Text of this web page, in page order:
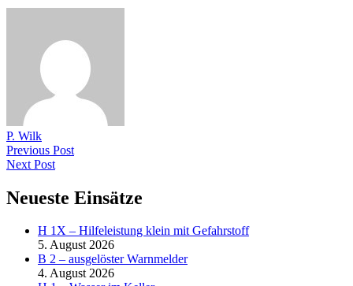
P. Wilk
Previous Post
Next Post
Neueste Einsätze
H 1X – Hilfeleistung klein mit Gefahrstoff
5. August 2026
B 2 – ausgelöster Warnmelder
4. August 2026